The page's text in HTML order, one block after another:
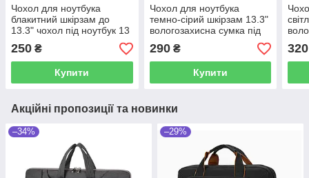
Чохол для ноутбука
блакитний шкірзам до
13.3" чохол під ноутбук 13
дюймів блакитний
250 ₴
Купити
Чохол для ноутбука
темно-сірий шкірзам 13.3"
вологозахисна сумка під
ноутбук 13 дюймів сіра
темна
290₴
Купити
320
Акційні пропозиції та новинки
–34% –29%